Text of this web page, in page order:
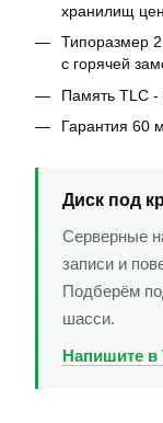
хранилищ
Типоразмер
с горячей
Память TLC -
Гарантия 60
Диск под
Серверные
записи и
Подберём
шасси.
Напишите в